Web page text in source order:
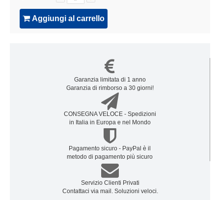
Aggiungi al carrello
Garanzia limitata di 1 anno
Garanzia di rimborso a 30 giorni!
CONSEGNA VELOCE - Spedizioni
in Italia in Europa e nel Mondo
Pagamento sicuro - PayPal è il
metodo di pagamento più sicuro
Servizio Clienti Privati
Contattaci via mail. Soluzioni veloci.